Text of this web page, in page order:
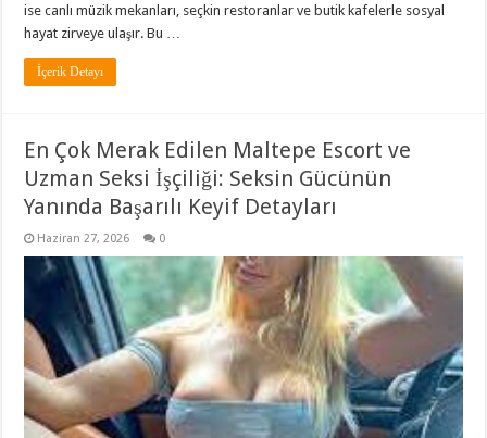
ise canlı müzik mekanları, seçkin restoranlar ve butik kafelerle sosyal
hayat zirveye ulaşır. Bu …
İçerik Detayı
En Çok Merak Edilen Maltepe Escort ve
Uzman Seksi İşçiliği: Seksin Gücünün
Yanında Başarılı Keyif Detayları
Haziran 27, 2026 0